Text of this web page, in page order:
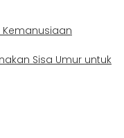
Kemanusiaan
Sisa Umur untuk